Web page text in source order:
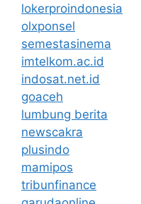
lokerproindonesia
olxponsel
semestasinema
imtelkom.ac.id
indosat.net.id
goaceh
lumbung berita
newscakra
plusindo
mamipos
tribunfinance